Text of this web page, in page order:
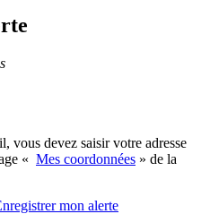
vous devez saisir votre adresse
« Mes coordonnées » de la
mon alerte